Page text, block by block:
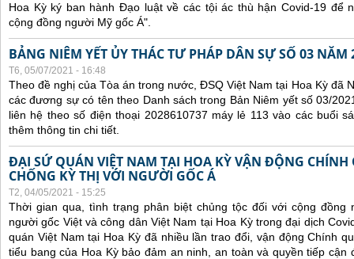
Hoa Kỳ ký ban hành Đạo luật về các tội ác thù hận Covid-19 để
cộng đồng người Mỹ gốc Á".
BẢNG NIÊM YẾT ỦY THÁC TƯ PHÁP DÂN SỰ SỐ 03 NĂM
T6, 05/07/2021 - 16:48
Theo đề nghị của Tòa án trong nước, ĐSQ Việt Nam tại Hoa Kỳ đã
các đương sự có tên theo Danh sách trong Bản Niêm yết số 03/
liên hệ theo số điện thoại 2028610737 máy lẻ 113 vào các buổi
thêm thông tin chi tiết.
ĐẠI SỨ QUÁN VIỆT NAM TẠI HOA KỲ VẬN ĐỘNG CHÍNH
CHỐNG KỲ THỊ VỚI NGƯỜI GỐC Á
T2, 04/05/2021 - 15:25
Thời gian qua, tình trạng phân biệt chủng tộc đối với cộng đồng
người gốc Việt và công dân Việt Nam tại Hoa Kỳ trong đại dịch
quán Việt Nam tại Hoa Kỳ đã nhiều lần trao đổi, vận động Chính
tiểu bang của Hoa Kỳ bảo đảm an ninh, an toàn và quyền tiếp cận